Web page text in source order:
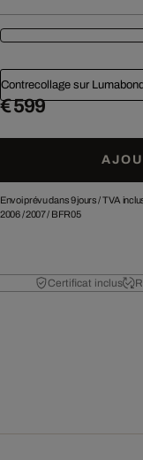
Contrecollage sur Lumabond
€ 599
Envoi prévu dans 9 jours /TVA
2006/2007/ BFR05
Certificat inclus